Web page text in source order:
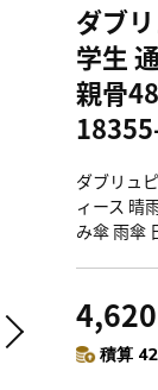
ダブ
学生
親骨
ダブリュ
ィース 晴
み傘 雨傘
積算